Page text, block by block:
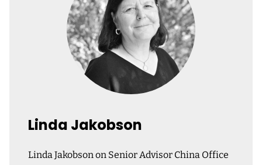
Linda Jakobson
Linda Jakobson on Senior Advisor China Office